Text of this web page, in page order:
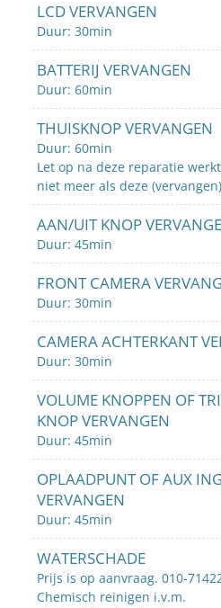
LCD VERVANGEN
Duur: 30min
BATTERIJ VERVANGEN
Duur: 60min
THUISKNOP VERVANGEN
Duur: 60min
Let op na deze reparatie
niet meer als deze
AAN/UIT KNOP
Duur: 45min
FRONT CAMERA
Duur: 30min
CAMERA ACHTERKANT
Duur: 30min
VOLUME KNOPPEN OF
KNOP VERVANGEN
Duur: 45min
OPLAADPUNT OF AUX
VERVANGEN
Duur: 45min
WATERSCHADE
Prijs is op aanvraag. 010-
Chemisch reinigen i.v.m.